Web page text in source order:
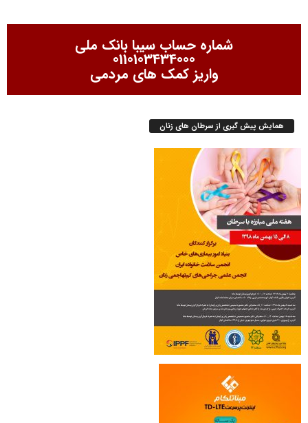
شماره حساب سیبا بانک ملی
0110103434000
واریز کمک های مردمی
همایش پیش گیری از سرطان های زنان